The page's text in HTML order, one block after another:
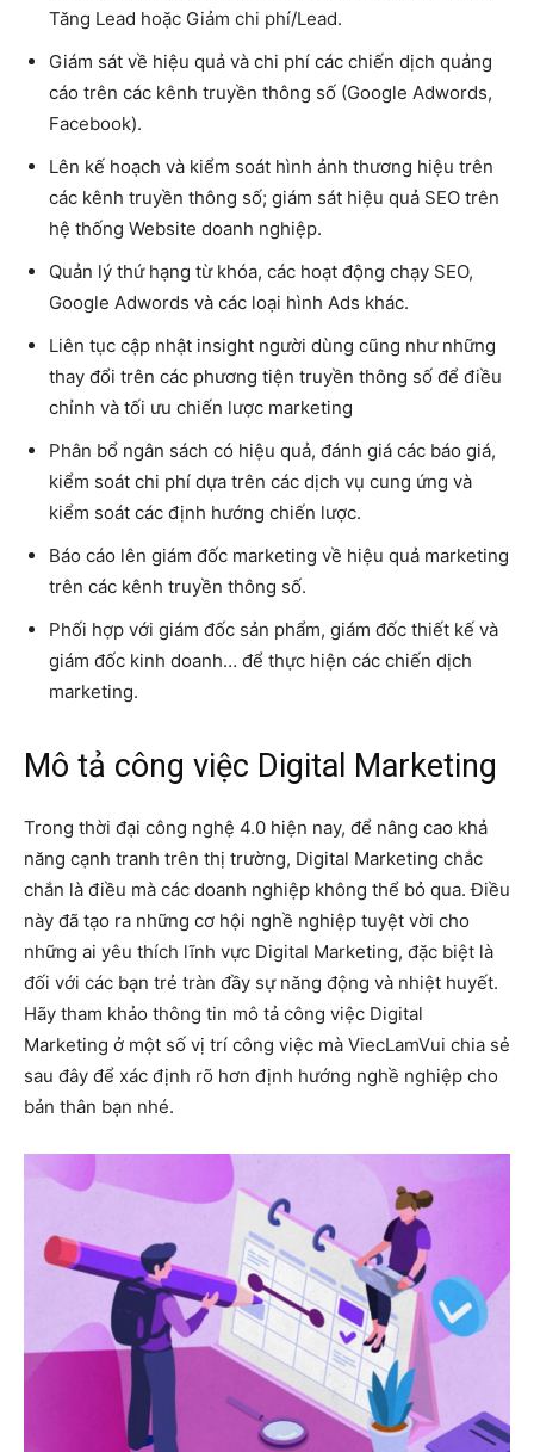
Tăng Lead hoặc Giảm chi phí/Lead.
Giám sát về hiệu quả và chi phí các chiến dịch quảng
cáo trên các kênh truyền thông số (Google Adwords,
Facebook).
Lên kế hoạch và kiểm soát hình ảnh thương hiệu trên
các kênh truyền thông số; giám sát hiệu quả SEO trên
hệ thống Website doanh nghiệp.
Quản lý thứ hạng từ khóa, các hoạt động chạy SEO,
Google Adwords và các loại hình Ads khác.
Liên tục cập nhật insight người dùng cũng như những
thay đổi trên các phương tiện truyền thông số để điều
chỉnh và tối ưu chiến lược marketing
Phân bổ ngân sách có hiệu quả, đánh giá các báo giá,
kiểm soát chi phí dựa trên các dịch vụ cung ứng và
kiểm soát các định hướng chiến lược.
Báo cáo lên giám đốc marketing về hiệu quả marketing
trên các kênh truyền thông số.
Phối hợp với giám đốc sản phẩm, giám đốc thiết kế và
giám đốc kinh doanh… để thực hiện các chiến dịch
marketing.
Mô tả công việc Digital Marketing
Trong thời đại công nghệ 4.0 hiện nay, để nâng cao khả
năng cạnh tranh trên thị trường, Digital Marketing chắc
chắn là điều mà các doanh nghiệp không thể bỏ qua. Điều
này đã tạo ra những cơ hội nghề nghiệp tuyệt vời cho
những ai yêu thích lĩnh vực Digital Marketing, đặc biệt là
đối với các bạn trẻ tràn đầy sự năng động và nhiệt huyết.
Hãy tham khảo thông tin mô tả công việc Digital
Marketing ở một số vị trí công việc mà ViecLamVui chia sẻ
sau đây để xác định rõ hơn định hướng nghề nghiệp cho
bản thân bạn nhé.